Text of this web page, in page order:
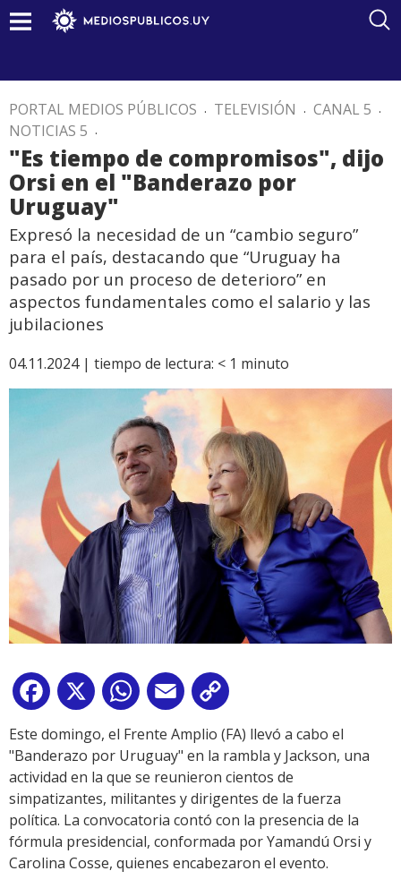
PORTAL MEDIOS PÚBLICOS . TELEVISIÓN . CANAL 5 .
NOTICIAS 5 .
"Es tiempo de compromisos", dijo
Orsi en el "Banderazo por
Uruguay"
Expresó la necesidad de un “cambio seguro”
para el país, destacando que “Uruguay ha
pasado por un proceso de deterioro” en
aspectos fundamentales como el salario y las
jubilaciones
04.11.2024 | tiempo de lectura: < 1 minuto
Facebook
X WhatsApp
Email
Link
Este domingo, el Frente Amplio (FA) llevó a cabo el
"Banderazo por Uruguay" en la rambla y Jackson, una
actividad en la que se reunieron cientos de
simpatizantes, militantes y dirigentes de la fuerza
política. La convocatoria contó con la presencia de la
fórmula presidencial, conformada por Yamandú Orsi y
Carolina Cosse, quienes encabezaron el evento.